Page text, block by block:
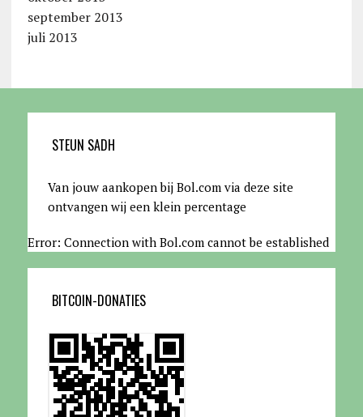
september 2013
juli 2013
STEUN SADH
Van jouw aankopen bij Bol.com via deze site
ontvangen wij een klein percentage
Error: Connection with Bol.com cannot be established
BITCOIN-DONATIES